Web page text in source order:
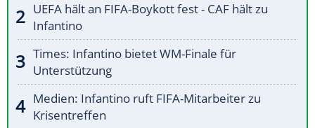
UEFA hält an FIFA-Boykott fest - CAF hält zu
Infantino
Times: Infantino bietet WM-Finale für
Unterstützung
Medien: Infantino ruft FIFA-Mitarbeiter zu
Krisentreffen